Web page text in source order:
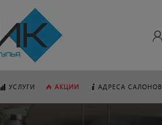
УСЛУГИ АКЦИИ АДРЕСА САЛОНОВ